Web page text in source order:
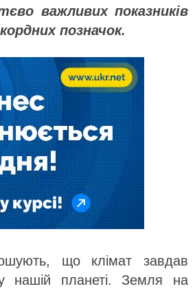
важливих показників
позначок.
що клімат завдав
нашій планеті. Земля на